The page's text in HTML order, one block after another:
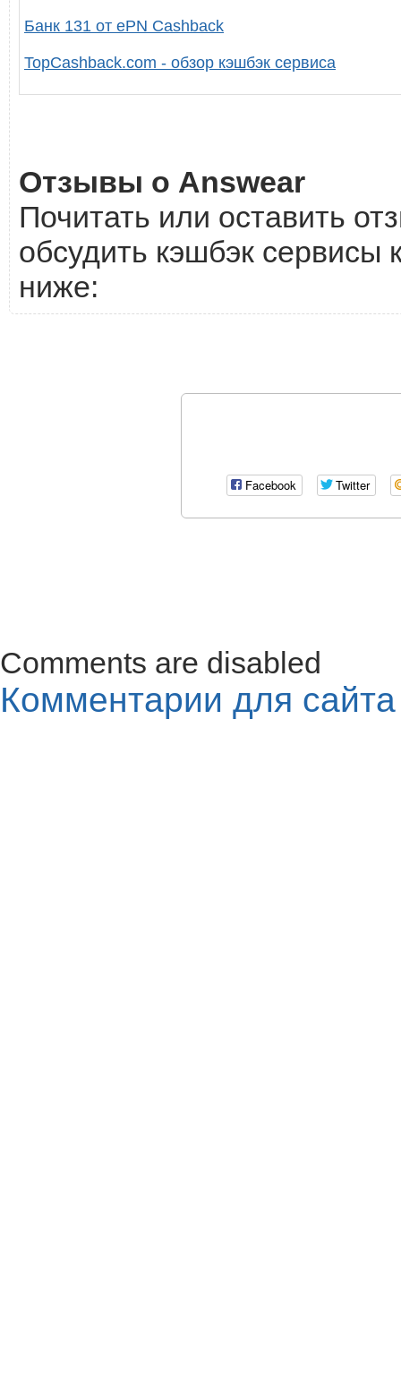
Банк 131 от ePN Cashback
TopCashback.com - обзор кэшбэк сервиса
Отзывы о Answear
Почитать или оставить
обсудить кэшбэк сервисы
ниже:
Facebook Twitter
Comments are disabled
Комментарии для